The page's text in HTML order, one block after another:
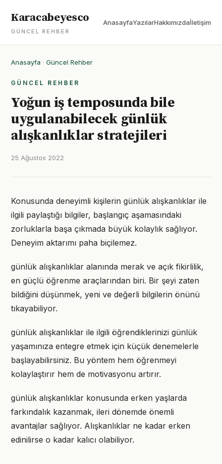
Karacabeyesco
GÜNCEL REHBER
AnasayfaYazılarHakkımızdaİletişim
Anasayfa · Güncel Rehber
GÜNCEL REHBER
Yoğun iş temposunda bile
uygulanabilecek günlük
alışkanlıklar stratejileri
25 Ağustos 2022
Konusunda deneyimli kişilerin günlük alışkanlıklar ile
ilgili paylaştığı bilgiler, başlangıç aşamasındaki
zorluklarla başa çıkmada büyük kolaylık sağlıyor.
Deneyim aktarımı paha biçilemez.
günlük alışkanlıklar alanında merak ve açık fikirlilik,
en güçlü öğrenme araçlarından biri. Bir şeyi zaten
bildiğini düşünmek, yeni ve değerli bilgilerin önünü
tıkayabiliyor.
günlük alışkanlıklar ile ilgili öğrendiklerinizi günlük
yaşamınıza entegre etmek için küçük denemelerle
başlayabilirsiniz. Bu yöntem hem öğrenmeyi
kolaylaştırır hem de motivasyonu artırır.
günlük alışkanlıklar konusunda erken yaşlarda
farkındalık kazanmak, ileri dönemde önemli
avantajlar sağlıyor. Alışkanlıklar ne kadar erken
edinilirse o kadar kalıcı olabiliyor.